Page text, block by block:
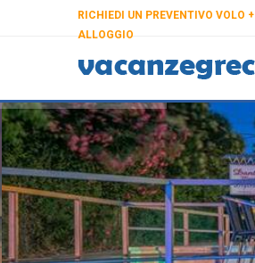
RICHIEDI UN PREVENTIVO VOLO +
ALLOGGIO